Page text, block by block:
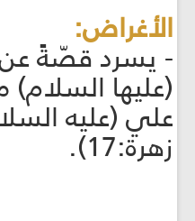
الأغراض:
- يسرد قصّةً عن
(عليها السلام)
علي (عليه
زهرة:17).